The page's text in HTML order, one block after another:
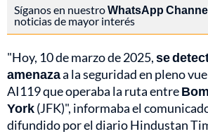
Síganos en nuestroWhatsApp
noticias de mayor interés
"Hoy, 10 de marzo de 2025,se
amenazaa la seguridad en pleno
AI119 que operaba la ruta entre
York(JFK)", informaba el
difundido por el diario Hindustan